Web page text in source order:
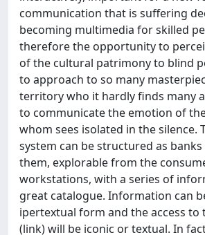
communication that is suffering
becoming multimedia for skilled
therefore the opportunity to
of the cultural patrimony to blind
to approach to so many
territory who it hardly finds many
to communicate the emotion of
whom sees isolated in the silence.
system can be structured as
them, explorable from the
workstations, with a series of
great catalogue. Information can
ipertextual form and the access
(link) will be iconic or textual. In